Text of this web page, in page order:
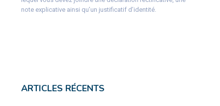
note explicative ainsi qu’un justificatif d’identité.
ARTICLES RÉCENTS